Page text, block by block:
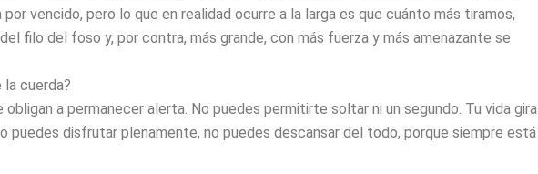
vencido, pero lo que en realidad ocurre a la larga es que cuánto más tiramos,
filo del foso y, por contra, más grande, con más fuerza y más amenazante se
cuerda?
obligan a permanecer alerta. No puedes permitirte soltar ni un segundo. Tu vida gira
puedes disfrutar plenamente, no puedes descansar del todo, porque siempre está